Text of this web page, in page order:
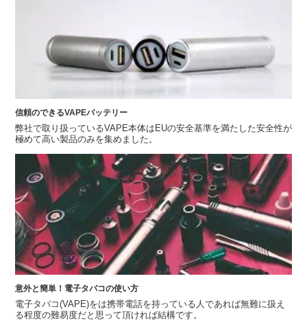
信頼のできるVAPEバッテリー
弊社で取り扱っているVAPE本体はEUの安全基準を満たした安全性が
極めて高い製品のみを集めました。
意外と簡単！電子タバコの使い方
電子タバコ(VAPE)をは携帯電話を持っている人であれば無難に扱え
る程度の難易度だと思って頂ければ結構です。